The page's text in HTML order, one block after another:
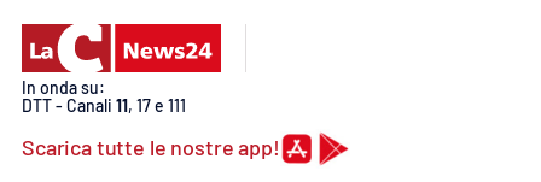
In onda su:
DTT - Canali 11, 17 e 111
Scarica tutte le nostre app!